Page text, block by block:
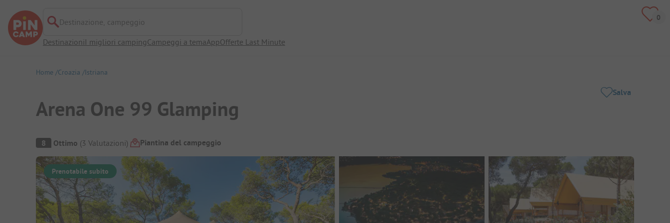
Destinazione, campeggio
DestinazioniI migliori campingCampeggi a temaAppOfferte Last Minute
Home Croazia Istriana
Arena One 99 Glamping
Salva
Panoramica del campeggio
8 Ottimo (3 Valutazioni) Piantina del campeggio
Prenotabile subito